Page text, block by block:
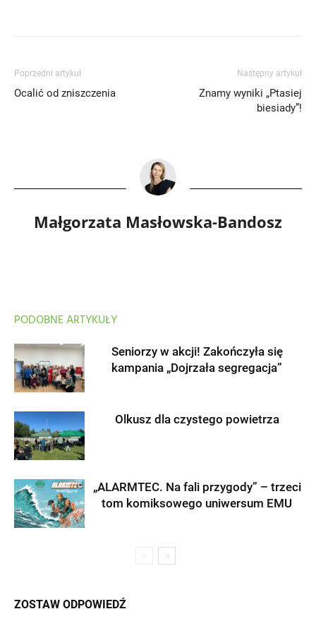
Poprzedni artykuł
Ocalić od zniszczenia
Następny artykuł
Znamy wyniki „Ptasiej
biesiady”!
Małgorzata Masłowska-Bandosz
PODOBNE ARTYKUŁY
Seniorzy w akcji! Zakończyła się
kampania „Dojrzała segregacja”
Olkusz dla czystego powietrza
„ALARMTEC. Na fali przygody” – trzeci
tom komiksowego uniwersum EMU
ZOSTAW ODPOWIEDŹ